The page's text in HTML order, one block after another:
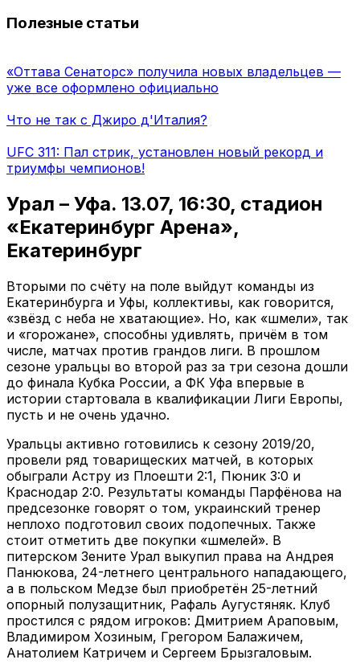
Полезные статьи
«Оттава Сенаторс» получила новых владельцев —
уже все оформлено официально
Что не так с Джиро д'Италия?
UFC 311: Пал стрик, установлен новый рекорд и
триумфы чемпионов!
Урал – Уфа. 13.07, 16:30, стадион
«Екатеринбург Арена»,
Екатеринбург
Вторыми по счёту на поле выйдут команды из
Екатеринбурга и Уфы, коллективы, как говорится,
«звёзд с неба не хватающие». Но, как «шмели», так
и «горожане», способны удивлять, причём в том
числе, матчах против грандов лиги. В прошлом
сезоне уральцы во второй раз за три сезона дошли
до финала Кубка России, а ФК Уфа впервые в
истории стартовала в квалификации Лиги Европы,
пусть и не очень удачно.
Уральцы активно готовились к сезону 2019/20,
провели ряд товарищеских матчей, в которых
обыграли Астру из Плоешти 2:1, Пюник 3:0 и
Краснодар 2:0. Результаты команды Парфёнова на
предсезонке говорят о том, украинский тренер
неплохо подготовил своих подопечных. Также
стоит отметить две покупки «шмелей». В
питерском Зените Урал выкупил права на Андрея
Панюкова, 24-летнего центрального нападающего,
а в польском Медзе был приобретён 25-летний
опорный полузащитник, Рафаль Аугустяняк. Клуб
простился с рядом игроков: Дмитрием Араповым,
Владимиром Хозиным, Грегором Балажичем,
Анатолием Катричем и Сергеем Брызгаловым.